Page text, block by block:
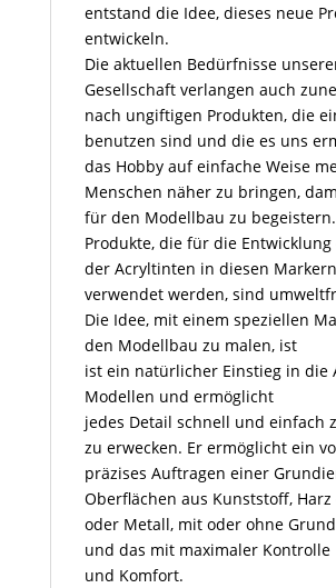
entstand die Idee, dieses neue
entwickeln.
Die aktuellen Bedürfnisse
Gesellschaft verlangen auch
nach ungiftigen Produkten, die
benutzen sind und die es uns
das Hobby auf einfache Weise
Menschen näher zu bringen,
für den Modellbau zu
Produkte, die für die
der Acryltinten in diesen Markern
verwendet werden, sind
Die Idee, mit einem speziellen
den Modellbau zu malen, ist
ist ein natürlicher Einstieg in die
Modellen und ermöglicht
jedes Detail schnell und einfach
zu erwecken. Er ermöglicht ein
präzises Auftragen einer
Oberflächen aus Kunststoff,
oder Metall, mit oder ohne
und das mit maximaler Kontrolle
und Komfort.